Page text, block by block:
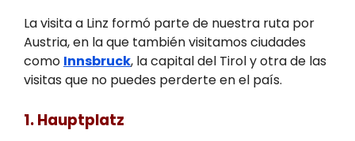
La visita a Linz formó parte de nuestra ruta por
Austria, en la que también visitamos ciudades
como Innsbruck, la capital del Tirol y otra de las
visitas que no puedes perderte en el país.
1. Hauptplatz